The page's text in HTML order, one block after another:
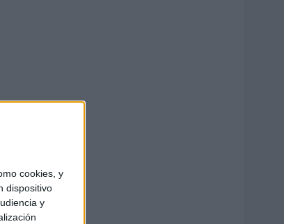
cookies, y
dispositivo
y